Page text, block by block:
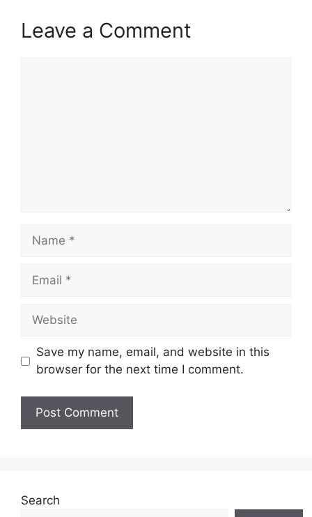
Leave a Comment
Name
Email
Website
Save my name, email, and website in this
browser for the next time I comment.
Search